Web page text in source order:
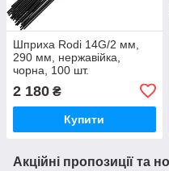
Шприха Rodi 14G/2 мм,
290 мм, нержавійка,
чорна, 100 шт.
2 180 ₴
Купити
Акційні пропозиції та